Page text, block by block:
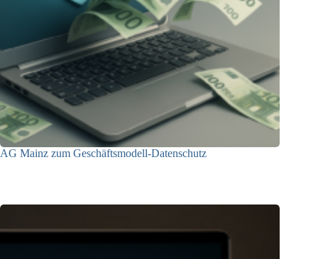
AG Mainz zum Geschäftsmodell-Datenschutz